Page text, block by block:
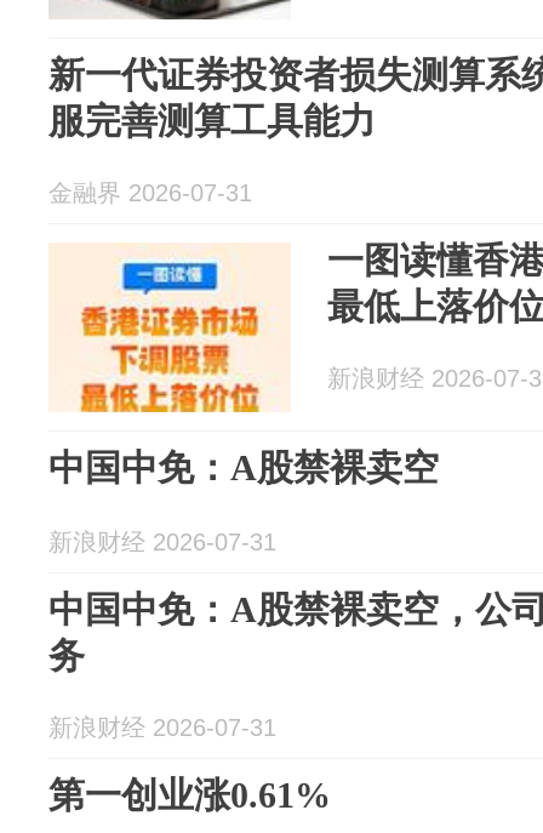
新一代证券投资者损失测算系
服完善测算工具能力
金融界 2026-07-31
一图读懂香
最低上落价
新浪财经 2026-07-
中国中免：A股禁裸卖空
新浪财经 2026-07-31
中国中免：A股禁裸卖空，公
务
新浪财经 2026-07-31
第一创业涨0.61%